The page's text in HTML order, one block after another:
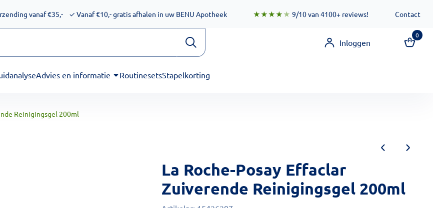
vanaf €35,- ✓ Vanaf €10,- gratis afhalen in uw BENU Apotheek ★★★★ ★ 9/10 van 4100+ reviews! Contact
Inloggen
0
Advies en informatie RoutinesetsStapelkorting
Reinigingsgel 200ml
La Roche-Posay Effaclar
Zuiverende Reinigingsgel 200ml